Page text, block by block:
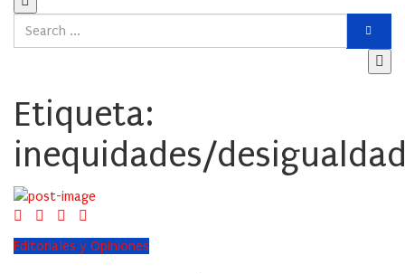
Etiqueta:
inequidades/
Editoriales y Opiniones